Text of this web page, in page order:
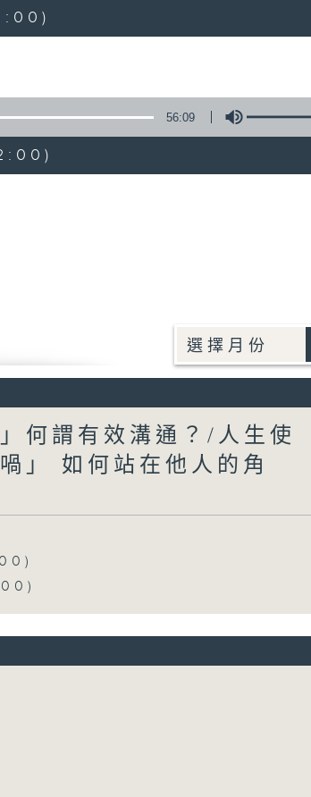
56:09
何謂有效溝通？/人生使
」 如何站在他人的角